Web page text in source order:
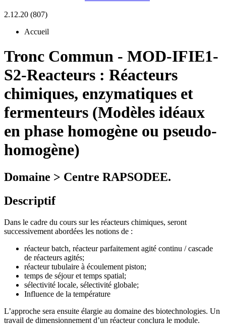
2.12.20 (807)
Accueil
Tronc Commun - MOD-IFIE1-
S2-Reacteurs : Réacteurs
chimiques, enzymatiques et
fermenteurs (Modèles idéaux
en phase homogène ou pseudo-
homogène)
Domaine > Centre RAPSODEE.
Descriptif
Dans le cadre du cours sur les réacteurs chimiques, seront
successivement abordées les notions de :
réacteur batch, réacteur parfaitement agité continu / cascade
de réacteurs agités;
réacteur tubulaire à écoulement piston;
temps de séjour et temps spatial;
sélectivité locale, sélectivité globale;
Influence de la température
L’approche sera ensuite élargie au domaine des biotechnologies. Un
travail de dimensionnement d’un réacteur conclura le module.